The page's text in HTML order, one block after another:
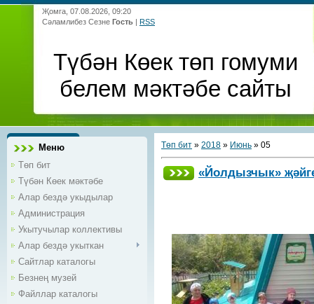
Җомга, 07.08.2026, 09:20
Сәламлибез Сезне Гость | RSS
Түбән Көек төп гомуми
белем мәктәбе сайты
Меню
Төп бит
Түбән Көек мәктәбе
Алар бездә укыдылар
Администрация
Укытучылар коллективы
Алар бездә укыткан
Сайтлар каталогы
Безнең музей
Файллар каталогы
Төп бит » 2018 » Июнь » 05
«Йолдызчык»